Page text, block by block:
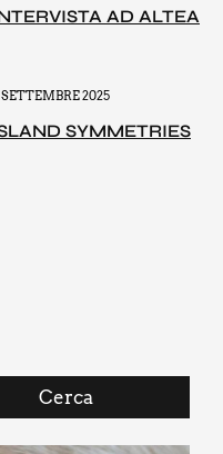
AD ALTEA
2025
SYM­ME­TRIES
Cerca